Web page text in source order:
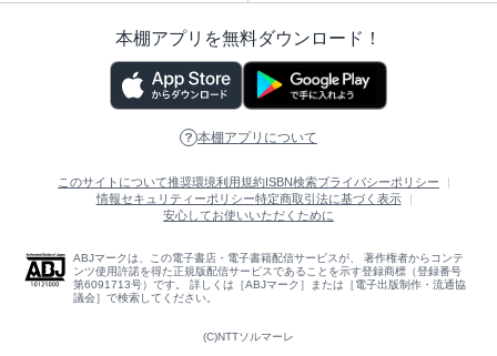
本棚アプリを無料ダウンロード！
本棚アプリについて
このサイトについて推奨環境利用規約 ISBN検索プライバシーポリシー
情報セキュリティーポリシー特定商取引法に基づく表示
安心してお使いいただくために
ABJマークは、この電子書店・電子書籍配信サービスが、 著作権者からコンテ
ンツ使用許諾を得た正規版配信サービスであることを示す登録商標（登録番号
第6091713号）です。 詳しくは［ABJマーク］または［電子出版制作・流通協
議会］で検索してください。
(C)NTTソルマーレ